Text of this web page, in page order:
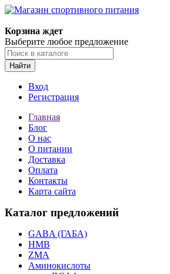
Корзина ждет
Выберите любое предложение
Найти
Вход
Регистрация
Главная
Блог
О нас
О питании
Доставка
Оплата
Контакты
Карта сайта
Каталог предложений
GABA (ГАБА)
HMB
ZMA
Аминокислоты